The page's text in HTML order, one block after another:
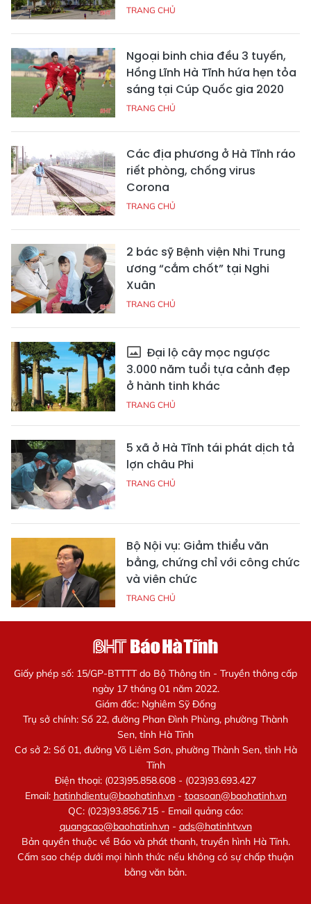
TRANG CHỦ
Ngoại binh chia đều 3 tuyến,
Hồng Lĩnh Hà Tĩnh hứa hẹn tỏa
sáng tại Cúp Quốc gia 2020
TRANG CHỦ
Các địa phương ở Hà Tĩnh ráo
riết phòng, chống virus
Corona
TRANG CHỦ
2 bác sỹ Bệnh viện Nhi Trung
ương “cắm chốt” tại Nghi
Xuân
TRANG CHỦ
Đại lộ cây mọc ngược
3.000 năm tuổi tựa cảnh đẹp
ở hành tinh khác
TRANG CHỦ
5 xã ở Hà Tĩnh tái phát dịch tả
lợn châu Phi
TRANG CHỦ
Bộ Nội vụ: Giảm thiểu văn
bằng, chứng chỉ với công chức
và viên chức
TRANG CHỦ
Giấy phép số: 15/GP-BTTTT do Bộ Thông tin - Truyền thông cấp
ngày 17 tháng 01 năm 2022.
Giám đốc: Nghiêm Sỹ Đống
Trụ sở chính: Số 22, đường Phan Đình Phùng, phường Thành
Sen, tỉnh Hà Tĩnh
Cơ sở 2: Số 01, đường Võ Liêm Sơn, phường Thành Sen, tỉnh Hà
Tĩnh
Điện thoại: (023)95.858.608 - (023)93.693.427
Email: hatinhdientu@baohatinh.vn- toasoan@baohatinh.vn
QC: (023)93.856.715 - Email quảng cáo:
quangcao@baohatinh.vn- ads@hatinhtv.vn
Bản quyền thuộc về Báo và phát thanh, truyền hình Hà Tĩnh.
Cấm sao chép dưới mọi hình thức nếu không có sự chấp thuận
bằng văn bản.